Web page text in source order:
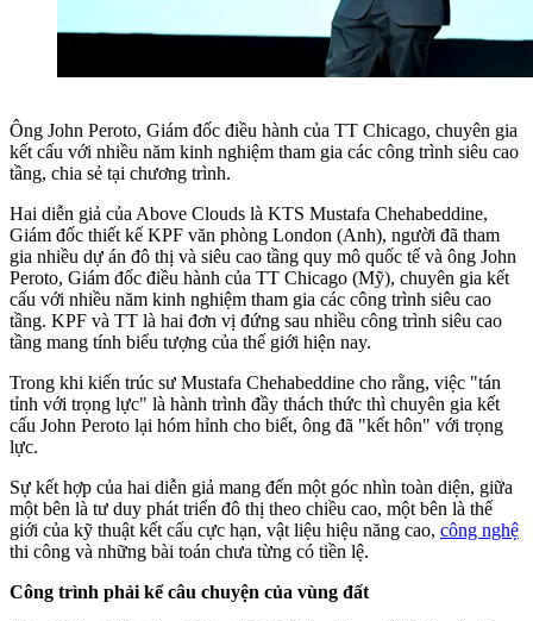
Ông John Peroto, Giám đốc điều hành của TT Chicago, chuyên gia
kết cấu với nhiều năm kinh nghiệm tham gia các công trình siêu cao
tầng, chia sẻ tại chương trình.
Hai diễn giả của Above Clouds là KTS Mustafa Chehabeddine,
Giám đốc thiết kế KPF văn phòng London (Anh), người đã tham
gia nhiều dự án đô thị và siêu cao tầng quy mô quốc tế và ông John
Peroto, Giám đốc điều hành của TT Chicago (Mỹ), chuyên gia kết
cấu với nhiều năm kinh nghiệm tham gia các công trình siêu cao
tầng. KPF và TT là hai đơn vị đứng sau nhiều công trình siêu cao
tầng mang tính biểu tượng của thế giới hiện nay.
Trong khi kiến trúc sư Mustafa Chehabeddine cho rằng, việc "tán
tỉnh với trọng lực" là hành trình đầy thách thức thì chuyên gia kết
cấu John Peroto lại hóm hỉnh cho biết, ông đã "kết hôn" với trọng
lực.
Sự kết hợp của hai diễn giả mang đến một góc nhìn toàn diện, giữa
một bên là tư duy phát triển đô thị theo chiều cao, một bên là thế
giới của kỹ thuật kết cấu cực hạn, vật liệu hiệu năng cao, công nghệ
thi công và những bài toán chưa từng có tiền lệ.
Công trình phải kể câu chuyện của vùng đất